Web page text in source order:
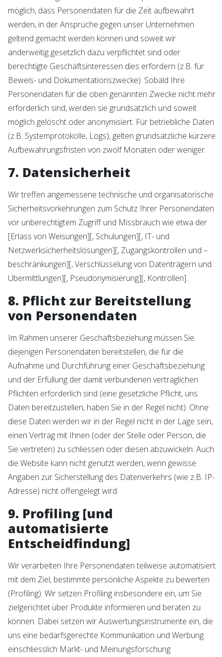
möglich, dass Personendaten für die Zeit aufbewahrt
werden, in der Ansprüche gegen unser Unternehmen
geltend gemacht werden können und soweit wir
anderweitig gesetzlich dazu verpflichtet sind oder
berechtigte Geschäftsinteressen dies erfordern (z.B. für
Beweis- und Dokumentationszwecke). Sobald Ihre
Personendaten für die oben genannten Zwecke nicht mehr
erforderlich sind, werden sie grundsätzlich und soweit
möglich gelöscht oder anonymisiert. Für betriebliche Daten
(z.B. Systemprotokolle, Logs), gelten grundsätzliche kürzere
Aufbewahrungsfristen von zwölf Monaten oder weniger.
7. Datensicherheit
Wir treffen angemessene technische und organisatorische
Sicherheitsvorkehrungen zum Schutz Ihrer Personendaten
vor unberechtigtem Zugriff und Missbrauch wie etwa der
[Erlass von Weisungen][, Schulungen][, IT- und
Netzwerksicherheitslösungen][, Zugangskontrollen und –
beschränkungen][, Verschlüsselung von Datenträgern und
Übermittlungen][, Pseudonymisierung][, Kontrollen].
8. Pflicht zur Bereitstellung
von Personendaten
Im Rahmen unserer Geschäftsbeziehung müssen Sie
diejenigen Personendaten bereitstellen, die für die
Aufnahme und Durchführung einer Geschäftsbeziehung
und der Erfüllung der damit verbundenen vertraglichen
Pflichten erforderlich sind (eine gesetzliche Pflicht, uns
Daten bereitzustellen, haben Sie in der Regel nicht). Ohne
diese Daten werden wir in der Regel nicht in der Lage sein,
einen Vertrag mit Ihnen (oder der Stelle oder Person, die
Sie vertreten) zu schliessen oder diesen abzuwickeln. Auch
die Website kann nicht genutzt werden, wenn gewisse
Angaben zur Sicherstellung des Datenverkehrs (wie z.B. IP-
Adresse) nicht offengelegt wird.
9. Profiling [und
automatisierte
Entscheidfindung]
Wir verarbeiten Ihre Personendaten teilweise automatisiert
mit dem Ziel, bestimmte persönliche Aspekte zu bewerten
(Profiling). Wir setzen Profiling insbesondere ein, um Sie
zielgerichtet über Produkte informieren und beraten zu
können. Dabei setzen wir Auswertungsinstrumente ein, die
uns eine bedarfsgerechte Kommunikation und Werbung
einschliesslich Markt- und Meinungsforschung